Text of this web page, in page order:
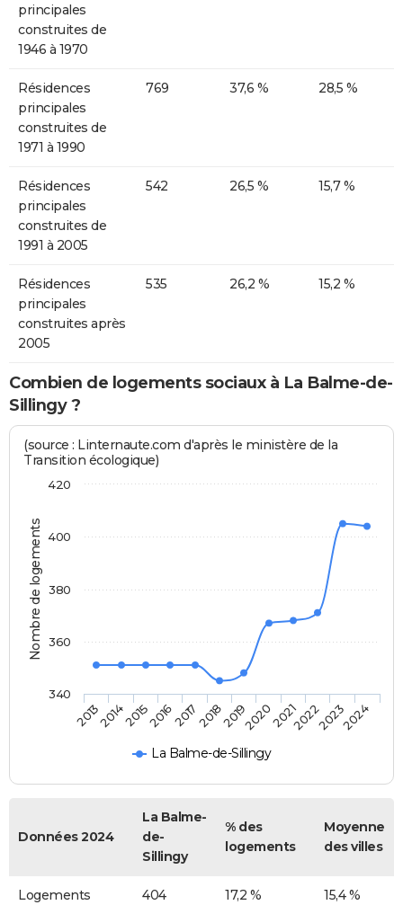
principales
construites de
1946 à 1970
Résidences
principales
construites de
1971 à 1990
769 37,6 % 28,5 %
Résidences
principales
construites de
1991 à 2005
542 26,5 % 15,7 %
Résidences
principales
construites après
2005
535 26,2 % 15,2 %
Combien de logements sociaux à La Balme-de-
Sillingy ?
Nombre de logements
(source : Linternaute.com d'après le ministère de la
Transition écologique)
La Balme-de-Sillingy
201320142015201620172018201920202021202220232024
340
360
380
400
420
Données 2024
La Balme-
de-
Sillingy
% des
logements
Moyenne
des villes
Logements
404 17,2 % 15,4 %